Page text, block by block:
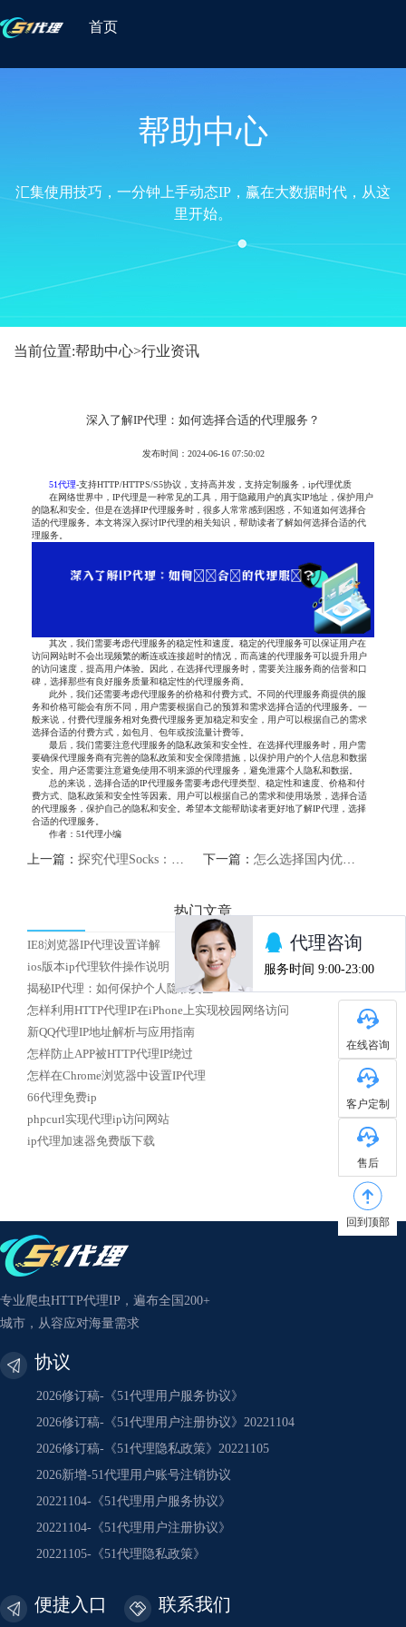
首页
帮助中心
汇集使用技巧，一分钟上手动态IP，赢在大数据时代，从这
里开始。
当前位置:帮助中心>行业资讯
深入了解IP代理：如何选择合适的代理服务？
发布时间：2024-06-16 07:50:02
51代理-支持HTTP/HTTPS/S5协议，支持高并发，支持定制服务，ip代理优质
在网络世界中，IP代理是一种常见的工具，用于隐藏用户的真实IP地址，保护用户
的隐私和安全。但是在选择IP代理服务时，很多人常常感到困惑，不知道如何选择合
适的代理服务。本文将深入探讨IP代理的相关知识，帮助读者了解如何选择合适的代
理服务。
其次，我们需要考虑代理服务的稳定性和速度。稳定的代理服务可以保证用户在
访问网站时不会出现频繁的断连或连接超时的情况，而高速的代理服务可以提升用户
的访问速度，提高用户体验。因此，在选择代理服务时，需要关注服务商的信誉和口
碑，选择那些有良好服务质量和稳定性的代理服务商。
此外，我们还需要考虑代理服务的价格和付费方式。不同的代理服务商提供的服
务和价格可能会有所不同，用户需要根据自己的预算和需求选择合适的代理服务。一
般来说，付费代理服务相对免费代理服务更加稳定和安全，用户可以根据自己的需求
选择合适的付费方式，如包月、包年或按流量计费等。
最后，我们需要注意代理服务的隐私政策和安全性。在选择代理服务时，用户需
要确保代理服务商有完善的隐私政策和安全保障措施，以保护用户的个人信息和数据
安全。用户还需要注意避免使用不明来源的代理服务，避免泄露个人隐私和数据。
总的来说，选择合适的IP代理服务需要考虑代理类型、稳定性和速度、价格和付
费方式、隐私政策和安全性等因素。用户可以根据自己的需求和使用场景，选择合适
的代理服务，保护自己的隐私和安全。希望本文能帮助读者更好地了解IP代理，选择
合适的代理服务。
作者：51代理小编
上一篇： 探究代理Socks：加密网络通信的利器 下一篇： 怎么选择国内优质HTTP代理IP
热门文章
IE8浏览器IP代理设置详解
ios版本ip代理软件操作说明
揭秘IP代理：如何保护个人隐私安全？
怎样利用HTTP代理IP在iPhone上实现校园网络访问
新QQ代理IP地址解析与应用指南
怎样防止APP被HTTP代理IP绕过
怎样在Chrome浏览器中设置IP代理
66代理免费ip
phpcurl实现代理ip访问网站
ip代理加速器免费版下载
在线咨询
客户定制
售后
回到顶部
专业爬虫HTTP代理IP，遍布全国200+
城市，从容应对海量需求
协议
2026修订稿-《51代理用户服务协议》
2026修订稿-《51代理用户注册协议》20221104
2026修订稿-《51代理隐私政策》20221105
2026新增-51代理用户账号注销协议
20221104-《51代理用户服务协议》
20221104-《51代理用户注册协议》
20221105-《51代理隐私政策》
便捷入口 联系我们